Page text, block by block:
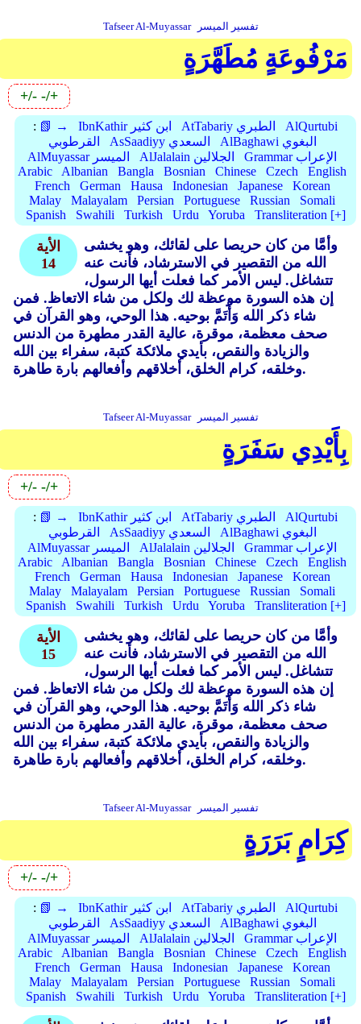
Tafseer Al-Muyassar تفسير الميسر
مَرْفُوعَةٍ مُطَهَّرَةٍ
+/- -/+
: 📗 → IbnKathir ابن كثير AtTabariy الطبري
AlQurtubi
القرطوبي
AsSaadiyy السعدي
AlBaghawi البغوي
AlMuyassar الميسر
AlJalalain الجلالين
Grammar الإعراب
Arabic
Albanian Bangla Bosnian Chinese Czech
English
French
German Hausa Indonesian Japanese
Korean
Malay
Malayalam Persian Portuguese Russian
Somali
Spanish
Swahili Turkish Urdu Yoruba Transliteration [+]
الأية
14
وأمَّا من كان حريصا على لقائك، وهو يخشى
الله من التقصير في الاسترشاد، فأنت عنه
تتشاغل. ليس الأمر كما فعلت أيها الرسول،
إن هذه السورة موعظة لك ولكل من شاء الاتعاظ. فمن
شاء ذكر الله وَأْتَمَّ بوحيه. هذا الوحي، وهو القرآن في
صحف معظمة، موقرة، عالية القدر مطهرة من الدنس
والزيادة والنقص، بأيدي ملائكة كتبة، سفراء بين الله
وخلقه، كرام الخلق، أخلاقهم وأفعالهم بارة طاهرة.
Tafseer Al-Muyassar تفسير الميسر
بِأَيْدِي سَفَرَةٍ
+/- -/+
: 📗 → IbnKathir ابن كثير AtTabariy الطبري
AlQurtubi
القرطوبي
AsSaadiyy السعدي
AlBaghawi البغوي
AlMuyassar الميسر
AlJalalain الجلالين
Grammar الإعراب
Arabic
Albanian Bangla Bosnian Chinese Czech
English
French
German Hausa Indonesian Japanese
Korean
Malay
Malayalam Persian Portuguese Russian
Somali
Spanish
Swahili Turkish Urdu Yoruba Transliteration [+]
الأية
15
وأمَّا من كان حريصا على لقائك، وهو يخشى
الله من التقصير في الاسترشاد، فأنت عنه
تتشاغل. ليس الأمر كما فعلت أيها الرسول،
إن هذه السورة موعظة لك ولكل من شاء الاتعاظ. فمن
شاء ذكر الله وَأْتَمَّ بوحيه. هذا الوحي، وهو القرآن في
صحف معظمة، موقرة، عالية القدر مطهرة من الدنس
والزيادة والنقص، بأيدي ملائكة كتبة، سفراء بين الله
وخلقه، كرام الخلق، أخلاقهم وأفعالهم بارة طاهرة.
Tafseer Al-Muyassar تفسير الميسر
كِرَامٍ بَرَرَةٍ
+/- -/+
: 📗 → IbnKathir ابن كثير AtTabariy الطبري
AlQurtubi
القرطوبي
AsSaadiyy السعدي
AlBaghawi البغوي
AlMuyassar الميسر
AlJalalain الجلالين
Grammar الإعراب
Arabic
Albanian Bangla Bosnian Chinese Czech
English
French
German Hausa Indonesian Japanese
Korean
Malay
Malayalam Persian Portuguese Russian
Somali
Spanish
Swahili Turkish Urdu Yoruba Transliteration [+]